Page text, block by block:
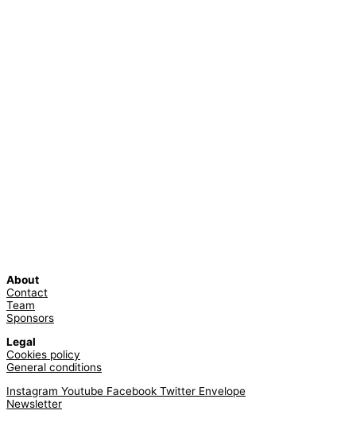
About
Contact
Team
Sponsors
Legal
Cookies policy
General conditions
Instagram Youtube Facebook Twitter Envelope
Newsletter